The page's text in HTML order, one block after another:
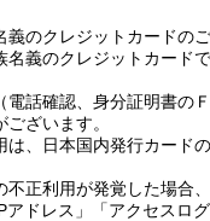
のクレジットカードの
名義のクレジットカード
話確認、身分証明書の
ざいます。
、日本国内発行カード
正利用が発覚した場合
ドレス」「アクセスロ